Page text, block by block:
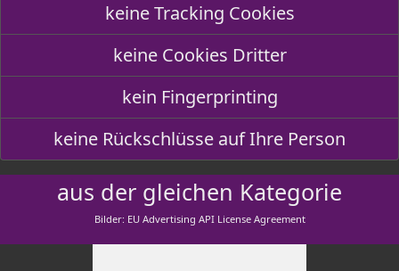
keine Tracking Cookies
keine Cookies Dritter
kein Fingerprinting
keine Rückschlüsse auf Ihre Person
aus der gleichen Kategorie
Bilder: EU Advertising API License Agreement